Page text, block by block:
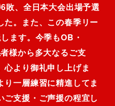
敗、全日本大会出場予選
た。また、この春季リー
ます。今季もOB・
様から多大なるご支
心より御礼申し上げま
一層練習に精進してま
ご支援・ご声援の程宜し